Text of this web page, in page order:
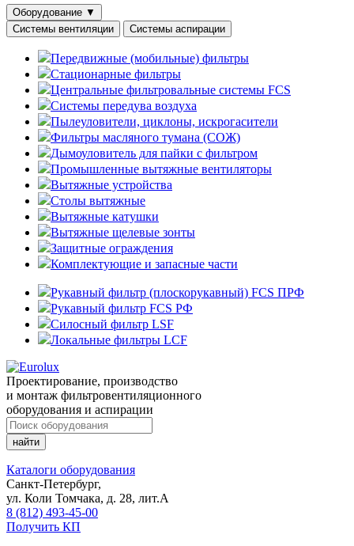
Оборудование ▼
Системы вентиляции
Системы аспирации
Передвижные (мобильные) фильтры
Стационарные фильтры
Центральные фильтровальные системы FCS
Системы передува воздуха
Пылеуловители, циклоны, искрогасители
Фильтры масляного тумана (СОЖ)
Дымоуловитель для пайки с фильтром
Промышленные вытяжные вентиляторы
Вытяжные устройства
Столы вытяжные
Вытяжные катушки
Вытяжные щелевые зонты
Защитные ограждения
Комплектующие и запасные части
Рукавный фильтр (плоскорукавный) FCS ПРФ
Рукавный фильтр FCS РФ
Силосный фильтр LSF
Локальные фильтры LCF
Проектирование, производство
и монтаж фильтровентиляционного
оборудования и аспирации
Каталоги оборудования
Санкт-Петербург,
ул. Коли Томчака, д. 28, лит.А
8 (812) 493-45-00
Получить КП